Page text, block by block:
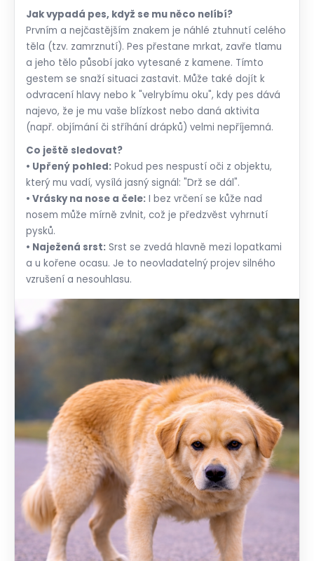
Jak vypadá pes, když se mu něco nelíbí?
Prvním a nejčastějším znakem je náhlé ztuhnutí celého
těla (tzv. zamrznutí). Pes přestane mrkat, zavře tlamu
a jeho tělo působí jako vytesané z kamene. Tímto
gestem se snaží situaci zastavit. Může také dojít k
odvracení hlavy nebo k "velrybímu oku", kdy pes dává
najevo, že je mu vaše blízkost nebo daná aktivita
(např. objímání či stříhání drápků) velmi nepříjemná.
Co ještě sledovat?
• Upřený pohled: Pokud pes nespustí oči z objektu,
který mu vadí, vysílá jasný signál: "Drž se dál".
• Vrásky na nose a čele: I bez vrčení se kůže nad
nosem může mírně zvlnit, což je předzvěst vyhrnutí
pysků.
• Naježená srst: Srst se zvedá hlavně mezi lopatkami
a u kořene ocasu. Je to neovladatelný projev silného
vzrušení a nesouhlasu.